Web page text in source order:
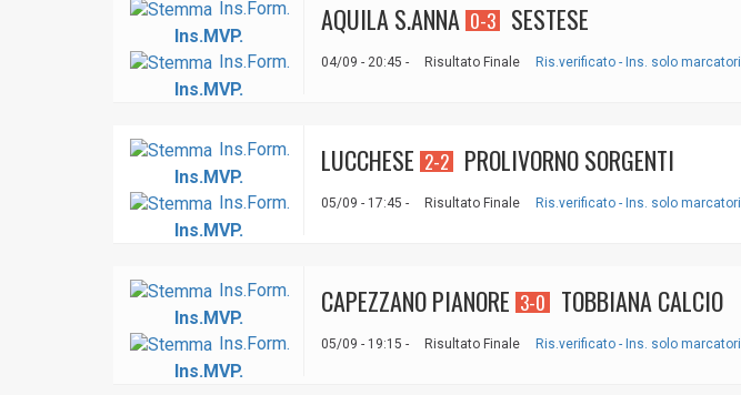
AQUILA S.ANNA 0-3 SESTESE
04/09 - 20:45 - Risultato Finale Ris.verificato - Ins. solo marcatori
Ins.Form.
Ins.MVP.
Ins.Form.
Ins.MVP.
LUCCHESE 2-2 PROLIVORNO SORGENTI
05/09 - 17:45 - Risultato Finale Ris.verificato - Ins. solo marcatori
Ins.Form.
Ins.MVP.
Ins.Form.
Ins.MVP.
CAPEZZANO PIANORE 3-0 TOBBIANA CALCIO
05/09 - 19:15 - Risultato Finale Ris.verificato - Ins. solo marcatori
Ins.Form.
Ins.MVP.
Ins.Form.
Ins.MVP.